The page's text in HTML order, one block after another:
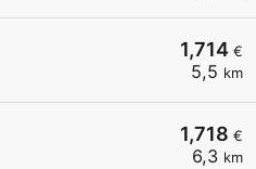
1,714 €
5,5 km
1,718 €
6,3 km